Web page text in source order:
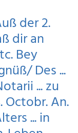
der 2.
dir an
Bey
Des ...
... zu
An.
... in